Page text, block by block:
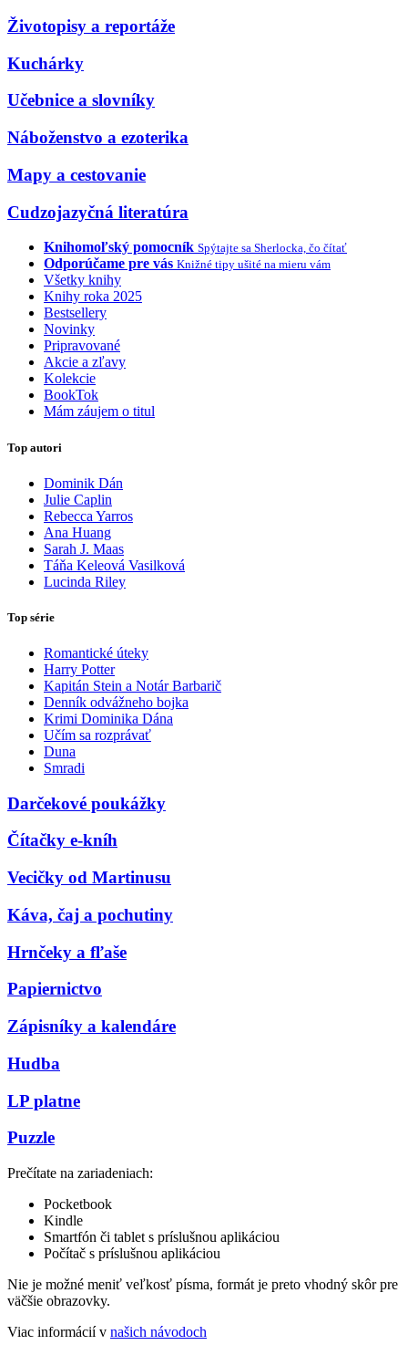
Životopisy a reportáže
Kuchárky
Učebnice a slovníky
Náboženstvo a ezoterika
Mapy a cestovanie
Cudzojazyčná literatúra
Knihomoľský pomocník Spýtajte sa Sherlocka, čo čítať
Odporúčame pre vás Knižné tipy ušité na mieru vám
Všetky knihy
Knihy roka 2025
Bestsellery
Novinky
Pripravované
Akcie a zľavy
Kolekcie
BookTok
Mám záujem o titul
Top autori
Dominik Dán
Julie Caplin
Rebecca Yarros
Ana Huang
Sarah J. Maas
Táňa Keleová Vasilková
Lucinda Riley
Top série
Romantické úteky
Harry Potter
Kapitán Stein a Notár Barbarič
Denník odvážneho bojka
Krimi Dominika Dána
Učím sa rozprávať
Duna
Smradi
Darčekové poukážky
Čítačky e-kníh
Vecičky od Martinusu
Káva, čaj a pochutiny
Hrnčeky a fľaše
Papiernictvo
Zápisníky a kalendáre
Hudba
LP platne
Puzzle
Prečítate na zariadeniach:
Pocketbook
Kindle
Smartfón či tablet s príslušnou aplikáciou
Počítač s príslušnou aplikáciou
Nie je možné meniť veľkosť písma, formát je preto vhodný skôr pre
väčšie obrazovky.
Viac informácií v našich návodoch